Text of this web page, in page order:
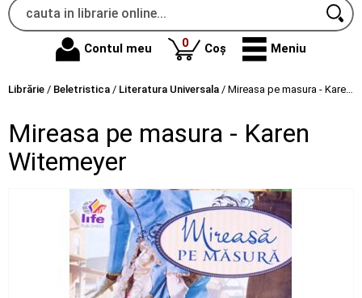
Contul meu 0produse
Coș Meniu
Librărie / Beletristica / Literatura Universala / Mireasa pe masura - Karen Witemeyer
Mireasa pe masura - Karen
Witemeyer